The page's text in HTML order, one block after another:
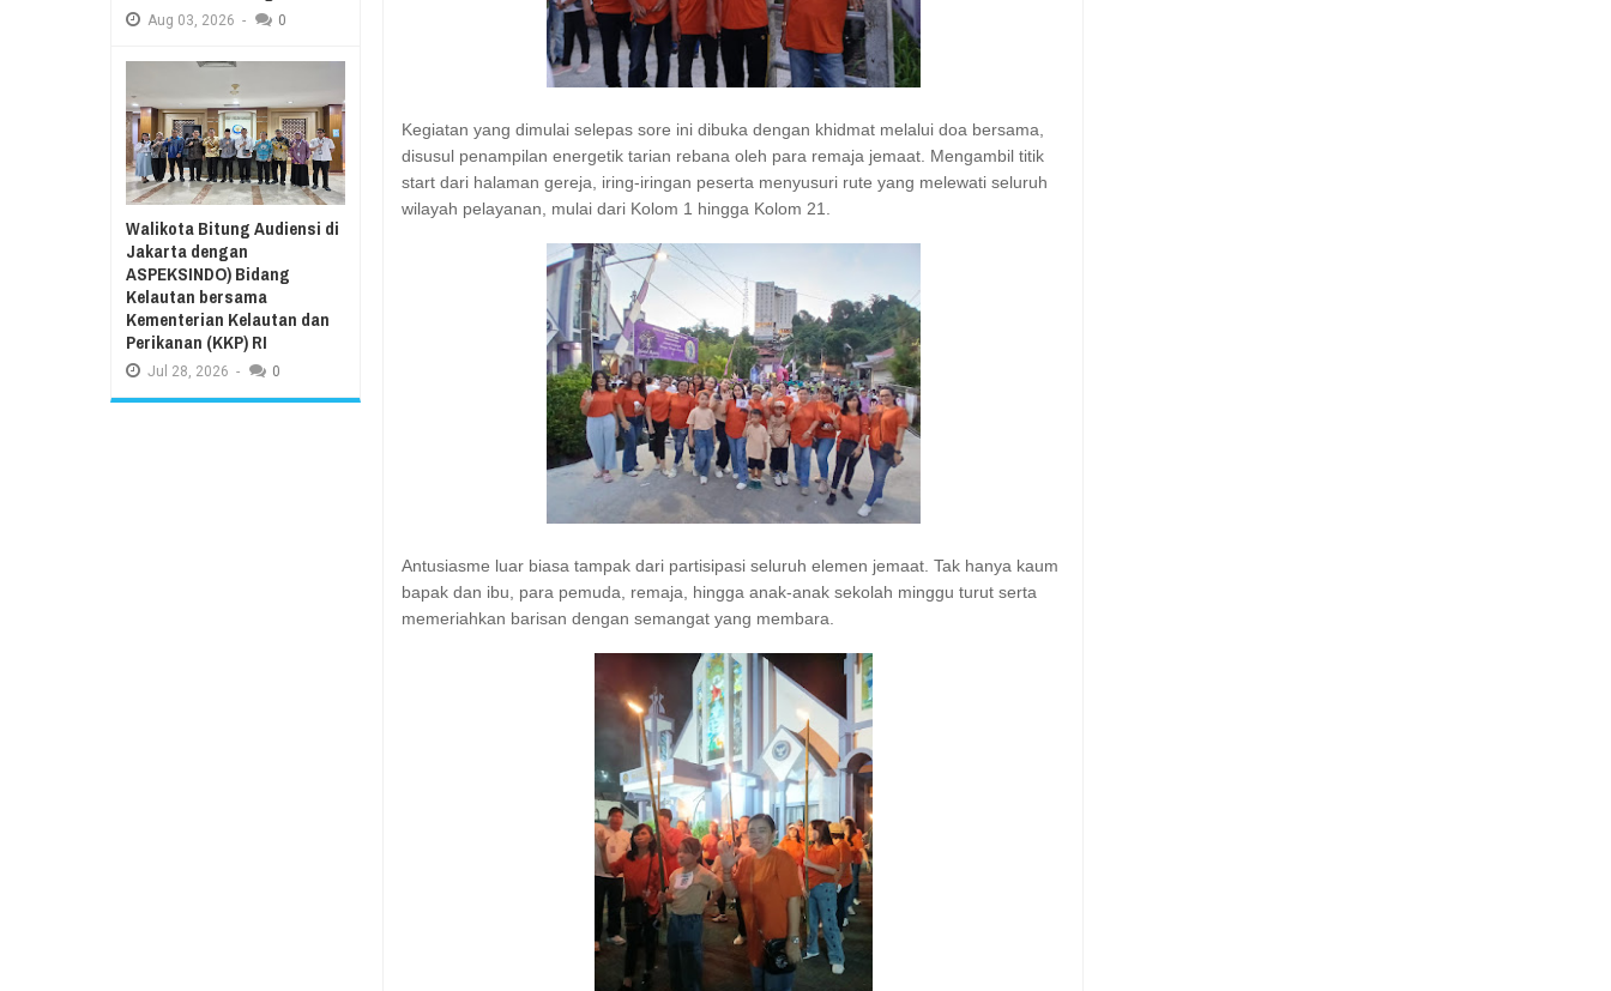
Kegiatan yang dimulai selepas sore ini dibuka dengan khidmat melalui doa bersama,
disusul penampilan energetik tarian rebana oleh para remaja jemaat. Mengambil titik
start dari halaman gereja, iring-iringan peserta menyusuri rute yang melewati seluruh
wilayah pelayanan, mulai dari Kolom 1 hingga Kolom 21.
Antusiasme luar biasa tampak dari partisipasi seluruh elemen jemaat. Tak hanya kaum
bapak dan ibu, para pemuda, remaja, hingga anak-anak sekolah minggu turut serta
memeriahkan barisan dengan semangat yang membara.
Aug 03, 2026 - 0
Walikota Bitung Audiensi di
Jakarta dengan
ASPEKSINDO) Bidang
Kelautan bersama
Kementerian Kelautan dan
Perikanan (KKP) RI
Jul 28, 2026 - 0